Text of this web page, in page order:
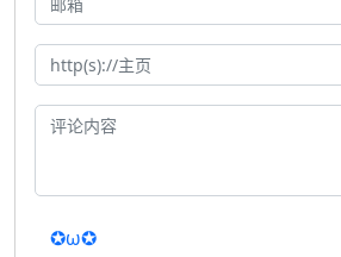
✪ω✪